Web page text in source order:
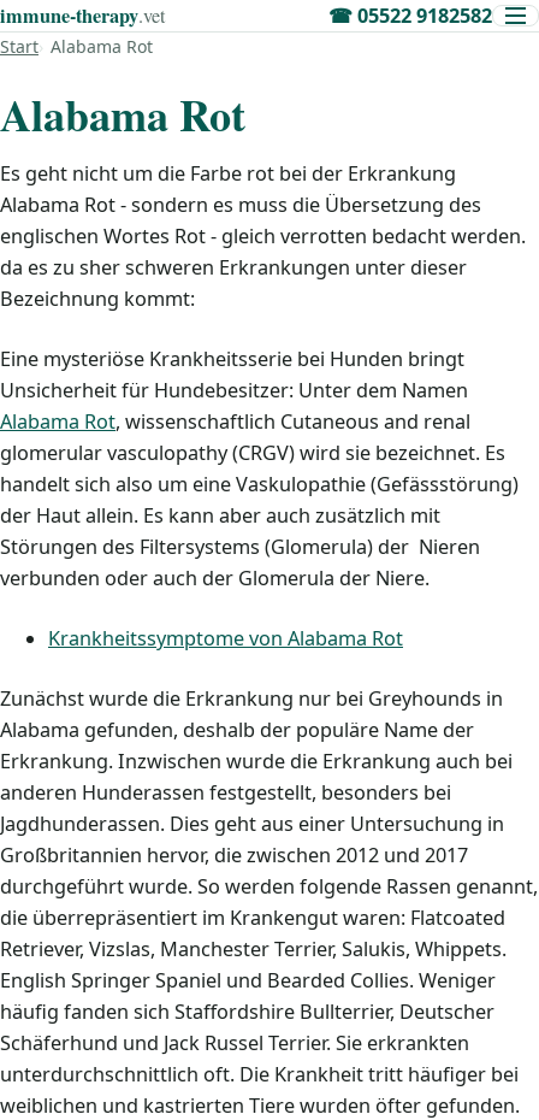
immune‑therapy.vet ☎05522 9182582
Start Alabama Rot
Alabama Rot
Es geht nicht um die Farbe rot bei der Erkrankung
Alabama Rot - sondern es muss die Übersetzung des
englischen Wortes Rot - gleich verrotten bedacht werden.
da es zu sher schweren Erkrankungen unter dieser
Bezeichnung kommt:
Eine mysteriöse Krankheitsserie bei Hunden bringt
Unsicherheit für Hundebesitzer: Unter dem Namen
Alabama Rot, wissenschaftlich Cutaneous and renal
glomerular vasculopathy (CRGV) wird sie bezeichnet. Es
handelt sich also um eine Vaskulopathie (Gefässstörung)
der Haut allein. Es kann aber auch zusätzlich mit
Störungen des Filtersystems (Glomerula) der Nieren
verbunden oder auch der Glomerula der Niere.
Krankheitssymptome von Alabama Rot
Zunächst wurde die Erkrankung nur bei Greyhounds in
Alabama gefunden, deshalb der populäre Name der
Erkrankung. Inzwischen wurde die Erkrankung auch bei
anderen Hunderassen festgestellt, besonders bei
Jagdhunderassen. Dies geht aus einer Untersuchung in
Großbritannien hervor, die zwischen 2012 und 2017
durchgeführt wurde. So werden folgende Rassen genannt,
die überrepräsentiert im Krankengut waren: Flatcoated
Retriever, Vizslas, Manchester Terrier, Salukis, Whippets.
English Springer Spaniel und Bearded Collies. Weniger
häufig fanden sich Staffordshire Bullterrier, Deutscher
Schäferhund und Jack Russel Terrier. Sie erkrankten
unterdurchschnittlich oft. Die Krankheit tritt häufiger bei
weiblichen und kastrierten Tiere wurden öfter gefunden.